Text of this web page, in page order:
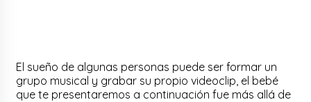
El sueño de algunas personas puede ser formar un
grupo musical y grabar su propio videoclip, el bebé
que te presentaremos a continuación fue más allá de